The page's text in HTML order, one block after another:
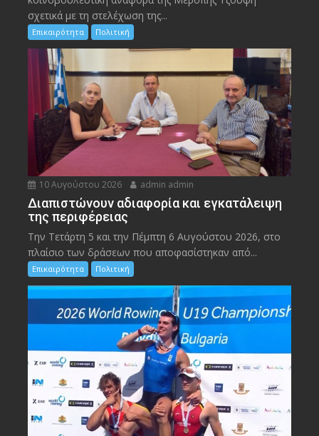
σχετικά με τη στελέχωση της...
Επικαιρότητα Πολιτική
10 Αυγούστου 2026 admin admin
Διαπιστώνουν αδιαφορία και εγκατάλειψη
της περιφέρειας
Την Τετάρτη 5 και την Πέμπτη 6 Αυγούστου 2026, στο
πλαίσιο των δράσεων που αποφασίστηκαν από...
Επικαιρότητα Πολιτική